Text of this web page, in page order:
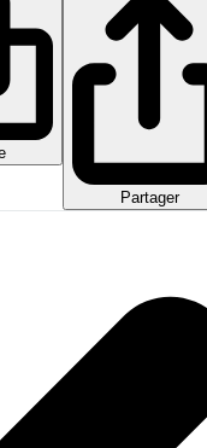
Partager